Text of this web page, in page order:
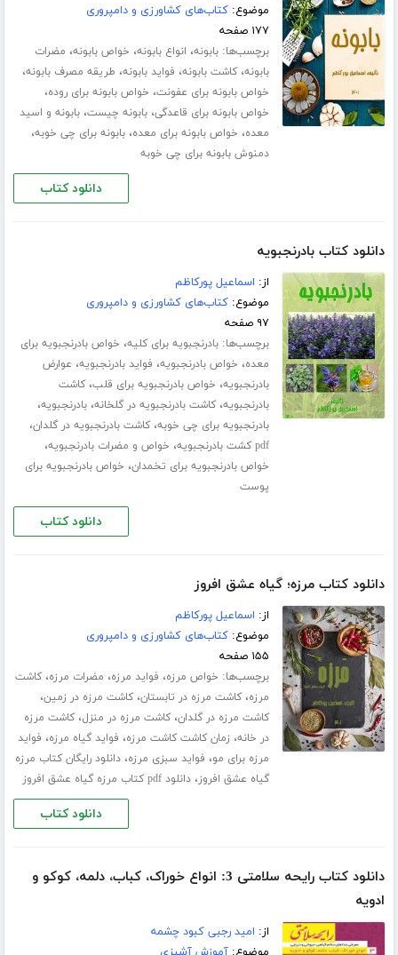
موضوع:کتاب‌های کشاورزی و دامپروری
۱۷۷ صفحه
برچسب‌ها:بابونه، انواع بابونه، خواص بابونه، مضرات
بابونه،کاشت بابونه، فواید بابونه، طریقه مصرف بابونه،
خواص بابونه برای عفونت، خواص بابونه برای روده،
خواص بابونه برای قاعدگی،بابونه چیست،بابونه و اسید
معده، خواص بابونه برای معده،بابونه برای چی خوبه،
دمنوش بابونه برای چی خوبه
دانلود کتاب
دانلود کتاب بادرنجبویه
از: اسماعیل پورکاظم
موضوع:کتاب‌های کشاورزی و دامپروری
۹۷ صفحه
برچسب‌ها:بادرنجبویه برای کلیه، خواص بادرنجبویه برای
معده، خواص بادرنجبویه، فواید بادرنجبویه، عوارض
بادرنجبویه، خواص بادرنجبویه برای قلب،کاشت
بادرنجبویه،کاشت بادرنجبویه در گلخانه،بادرنجبویه،
بادرنجبویه برای چی خوبه،کاشت بادرنجبویه در گلدان،
pdf کشت بادرنجبویه ، خواص و مضرات بادرنجبویه،
خواص بادرنجبویه برای تخمدان، خواص بادرنجبویه برای
پوست
دانلود کتاب
دانلود کتاب مرزه؛ گیاه عشق افروز
از: اسماعیل پورکاظم
موضوع:کتاب‌های کشاورزی و دامپروری
۱۵۵ صفحه
برچسب‌ها: خواص مرزه، فواید مرزه، مضرات مرزه،کاشت
مرزه،کاشت مرزه در تابستان،کاشت مرزه در زمین،
کاشت مرزه در گلدان،کاشت مرزه در منزل،کاشت مرزه
در خانه، زمان کاشت کاشت مرزه، فواید گیاه مرزه، فواید
مرزه برای مو، فواید سبزی مرزه،دانلود رایگان کتاب مرزه
گیاه عشق افروز،دانلود pdf کتاب مرزه گیاه عشق افروز
دانلود کتاب
دانلود کتاب رایحه سلامتی 3: انواع خوراک، کباب، دلمه، کوکو و
ادویه
از: امید رجبی کبود چشمه